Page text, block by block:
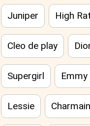
Juniper High
Cleo de play
Supergirl Emmy
Lessie